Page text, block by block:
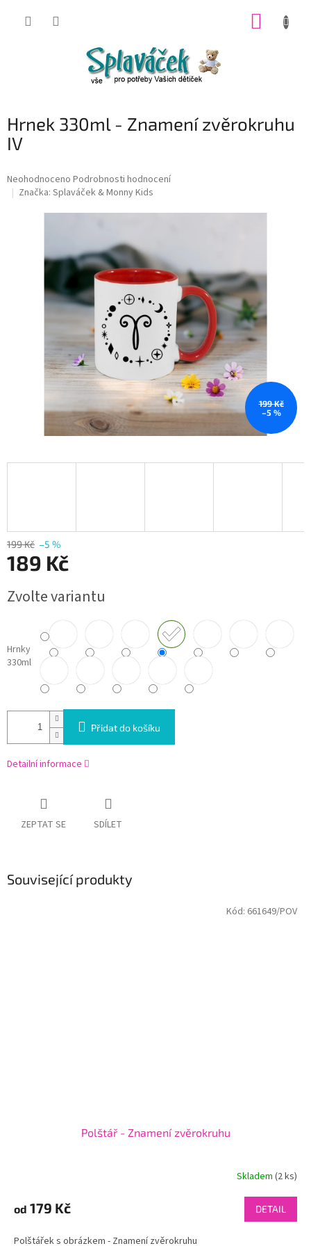
Hrnek 330ml - Znamení zvěrokruhu
IV
Průměrné
hodnocení
hvězdiček.
Neohodnoceno Podrobnosti hodnocení
Značka: Splaváček & Monny Kids
199 Kč
–5 %
199 Kč –5 %
189 Kč
cena:
Zvolte variantu
Hrnky
330ml
Přidat do košíku
Detailní informace
ZEPTAT SE SDÍLET
Související produkty
Polštář - Znamení zvěrokruhu
Skladem (2 ks)
od 179 Kč DETAIL
Polštářek s obrázkem - Znamení zvěrokruhu
Kód: 661649/POV